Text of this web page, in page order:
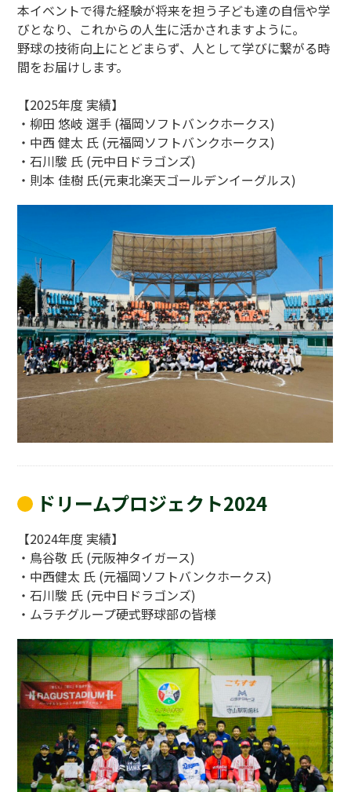
本イベントで得た経験が将来を担う子ども達の自信や学
びとなり、これからの人生に活かされますように。
野球の技術向上にとどまらず、人として学びに繋がる時
間をお届けします。
【2025年度 実績】
・柳田 悠岐 選手 (福岡ソフトバンクホークス)
・中西 健太 氏 (元福岡ソフトバンクホークス)
・石川駿 氏 (元中日ドラゴンズ)
・則本 佳樹 氏(元東北楽天ゴールデンイーグルス)
ドリームプロジェクト2024
【2024年度 実績】
・鳥谷敬 氏 (元阪神タイガース)
・中西健太 氏 (元福岡ソフトバンクホークス)
・石川駿 氏 (元中日ドラゴンズ)
・ムラチグループ硬式野球部の皆様